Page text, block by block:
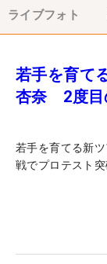
ライブフォト
若手を育て
杏奈 2度目
若手を育てる新
戦でプロテスト突